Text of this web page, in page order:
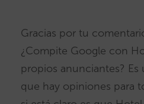
Gracias por tu
¿Compite Google con
propios anunciantes?
que hay opiniones para